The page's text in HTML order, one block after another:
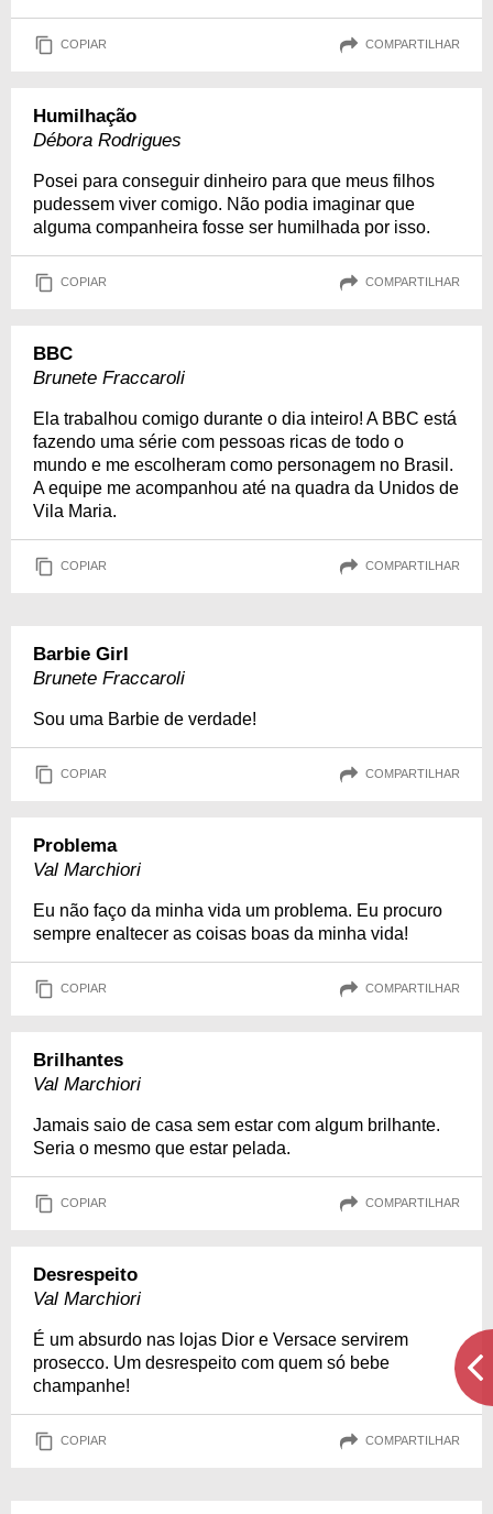
COPIAR COMPARTILHAR
Humilhação
Débora Rodrigues
Posei para conseguir dinheiro para que meus filhos
pudessem viver comigo. Não podia imaginar que
alguma companheira fosse ser humilhada por isso.
COPIAR COMPARTILHAR
BBC
Brunete Fraccaroli
Ela trabalhou comigo durante o dia inteiro! A BBC está
fazendo uma série com pessoas ricas de todo o
mundo e me escolheram como personagem no Brasil.
A equipe me acompanhou até na quadra da Unidos de
Vila Maria.
COPIAR COMPARTILHAR
Barbie Girl
Brunete Fraccaroli
Sou uma Barbie de verdade!
COPIAR COMPARTILHAR
Problema
Val Marchiori
Eu não faço da minha vida um problema. Eu procuro
sempre enaltecer as coisas boas da minha vida!
COPIAR COMPARTILHAR
Brilhantes
Val Marchiori
Jamais saio de casa sem estar com algum brilhante.
Seria o mesmo que estar pelada.
COPIAR COMPARTILHAR
Desrespeito
Val Marchiori
É um absurdo nas lojas Dior e Versace servirem
prosecco. Um desrespeito com quem só bebe
champanhe!
COPIAR COMPARTILHAR